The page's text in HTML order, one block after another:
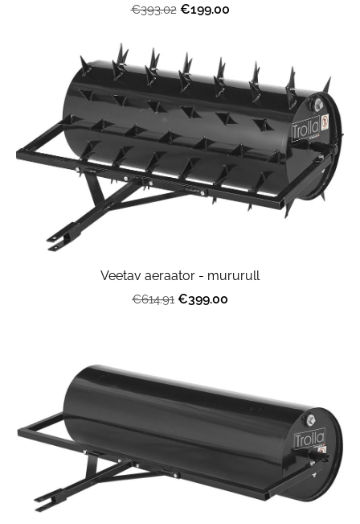
€393.02 €199.00
Veetav aeraator - mururull
€614.91 €399.00